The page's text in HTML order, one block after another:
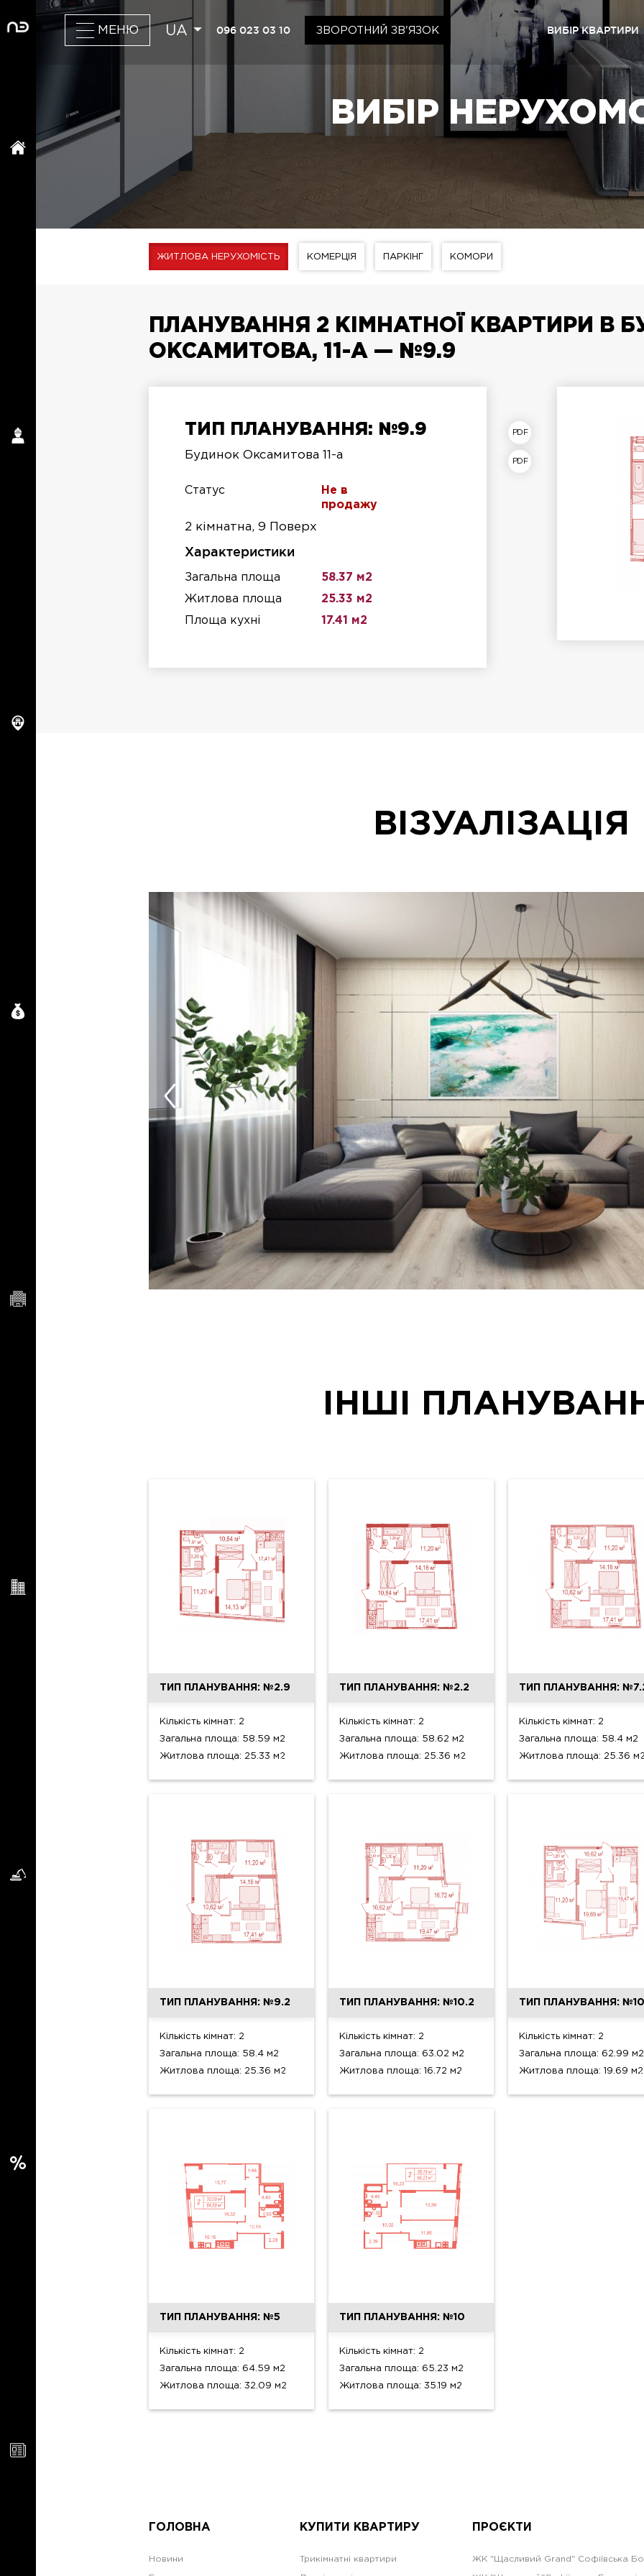
МЕНЮ UA 096 023 03 10 ЗВОРОТНИЙ ЗВ'ЯЗОК ВИБІР КВАРТИРИ
Київ
ЖК
ЖК
ЖК
Львів
ВИБІР
ЖИТЛОВА НЕРУХОМІСТЬ КОМЕРЦІЯ ПАРКІНГ КОМОРИ
ПЛАНУВАННЯ 2 КІМНАТНОЇ КВАРТИРИ В
ОКСАМИТОВА, 11-А — №9.9
ТИП ПЛАНУВАННЯ: №9.9
Будинок Оксамитова 11-а
Статус
Не в
продажу
2 кімнатна, 9 Поверх
Характеристики
Загальна площа
58.37 м2
Житлова площа
25.33 м2
Площа кухні
17.41 м2
план квартири
план поверху
ВІЗУАЛІЗАЦІЯ
ІНШІ
ТИП ПЛАНУВАННЯ: №2.9
Кількість кімнат: 2
Загальна площа: 58.59 м2
Житлова площа: 25.33 м2
ТИП ПЛАНУВАННЯ: №2.2
Кількість кімнат: 2
Загальна площа: 58.62 м2
Житлова площа: 25.36 м2
ТИП ПЛАНУВАННЯ:
Кількість кімнат: 2
Загальна площа: 58.4 м2
Житлова площа: 25.36
ТИП ПЛАНУВАННЯ: №9.2
Кількість кімнат: 2
Загальна площа: 58.4 м2
Житлова площа: 25.36 м2
ТИП ПЛАНУВАННЯ: №10.2
Кількість кімнат: 2
Загальна площа: 63.02 м2
Житлова площа: 16.72 м2
ТИП ПЛАНУВАННЯ:
Кількість кімнат: 2
Загальна площа: 62.99 м2
Житлова площа: 19.69 м2
ТИП ПЛАНУВАННЯ: №5
Кількість кімнат: 2
Загальна площа: 64.59 м2
Житлова площа: 32.09 м2
ТИП ПЛАНУВАННЯ: №10
Кількість кімнат: 2
Загальна площа: 65.23 м2
Житлова площа: 35.19 м2
ГОЛОВНА
Новини
КУПИТИ КВАРТИРУ
Трикімнатні квартири
ПРОЄКТИ
ЖК "Щасливий Grand" Софіївська